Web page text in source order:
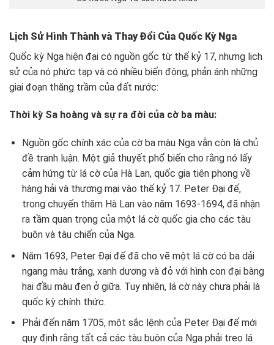
Lịch Sử Hình Thành và Thay Đổi Của Quốc Kỳ Nga
Quốc kỳ Nga hiện đại có nguồn gốc từ thế kỷ 17, nhưng lịch
sử của nó phức tạp và có nhiều biến động, phản ánh những
giai đoạn thăng trầm của đất nước:
Thời kỳ Sa hoàng và sự ra đời của cờ ba màu:
Nguồn gốc chính xác của cờ ba màu Nga vẫn còn là chủ
đề tranh luận. Một giả thuyết phổ biến cho rằng nó lấy
cảm hứng từ lá cờ của Hà Lan, quốc gia tiên phong về
hàng hải và thương mại vào thế kỷ 17. Peter Đại đế,
trong chuyến thăm Hà Lan vào năm 1693-1694, đã nhận
ra tầm quan trọng của một lá cờ quốc gia cho các tàu
buôn và tàu chiến của Nga.
Năm 1693, Peter Đại đế đã cho vẽ một lá cờ có ba dải
ngang màu trắng, xanh dương và đỏ với hình con đại bàng
hai đầu màu đen ở giữa. Tuy nhiên, lá cờ này chưa phải là
quốc kỳ chính thức.
Phải đến năm 1705, một sắc lệnh của Peter Đại đế mới
quy định rằng tất cả các tàu buôn của Nga phải treo lá